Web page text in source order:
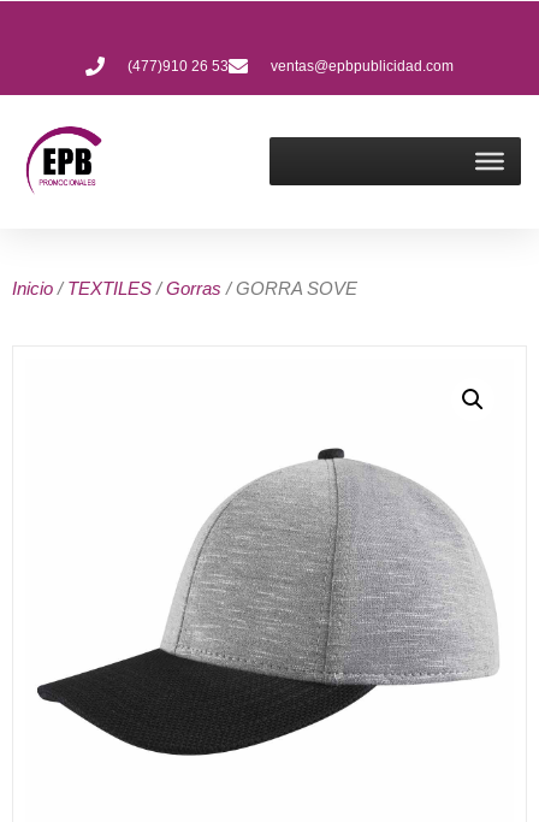
(477)910 26 53 ventas@epbpublicidad.com
Inicio /TEXTILES /Gorras / GORRA SOVE